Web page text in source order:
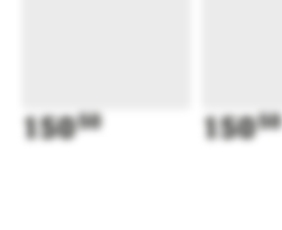
15050 15050